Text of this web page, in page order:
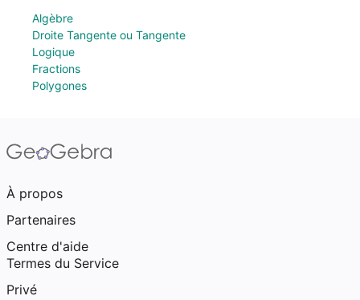
Algèbre
Droite Tangente ou Tangente
Logique
Fractions
Polygones
À propos
Partenaires
Centre d'aide
Termes du Service
Privé